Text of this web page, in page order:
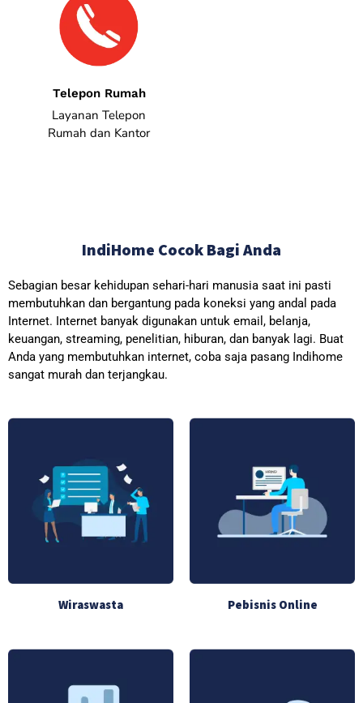
Telepon Rumah
Layanan Telepon
Rumah dan Kantor
IndiHome Cocok Bagi Anda
Sebagian besar kehidupan sehari-hari manusia saat ini pasti
membutuhkan dan bergantung pada koneksi yang andal pada
Internet. Internet banyak digunakan untuk email, belanja,
keuangan, streaming, penelitian, hiburan, dan banyak lagi. Buat
Anda yang membutuhkan internet, coba saja pasang Indihome
sangat murah dan terjangkau.
Wiraswasta Pebisnis Online